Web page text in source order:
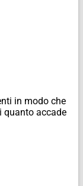
in modo che
quanto accade